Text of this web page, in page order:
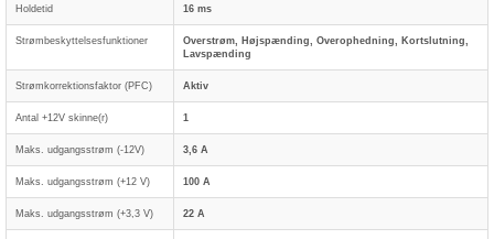
Holdetid 16 ms
Strømbeskyttelsesfunktioner
Overstrøm, Højspænding, Overophedning, Kortslutning,
Lavspænding
Strømkorrektionsfaktor (PFC) Aktiv
Antal +12V skinne(r) 1
Maks. udgangsstrøm (-12V) 3,6 A
Maks. udgangsstrøm (+12 V) 100 A
Maks. udgangsstrøm (+3,3 V) 22 A